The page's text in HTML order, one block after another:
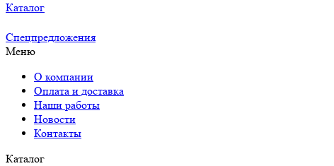
Каталог
Cпецпредложения
Меню
О компании
Оплата и доставка
Наши работы
Новости
Контакты
Каталог